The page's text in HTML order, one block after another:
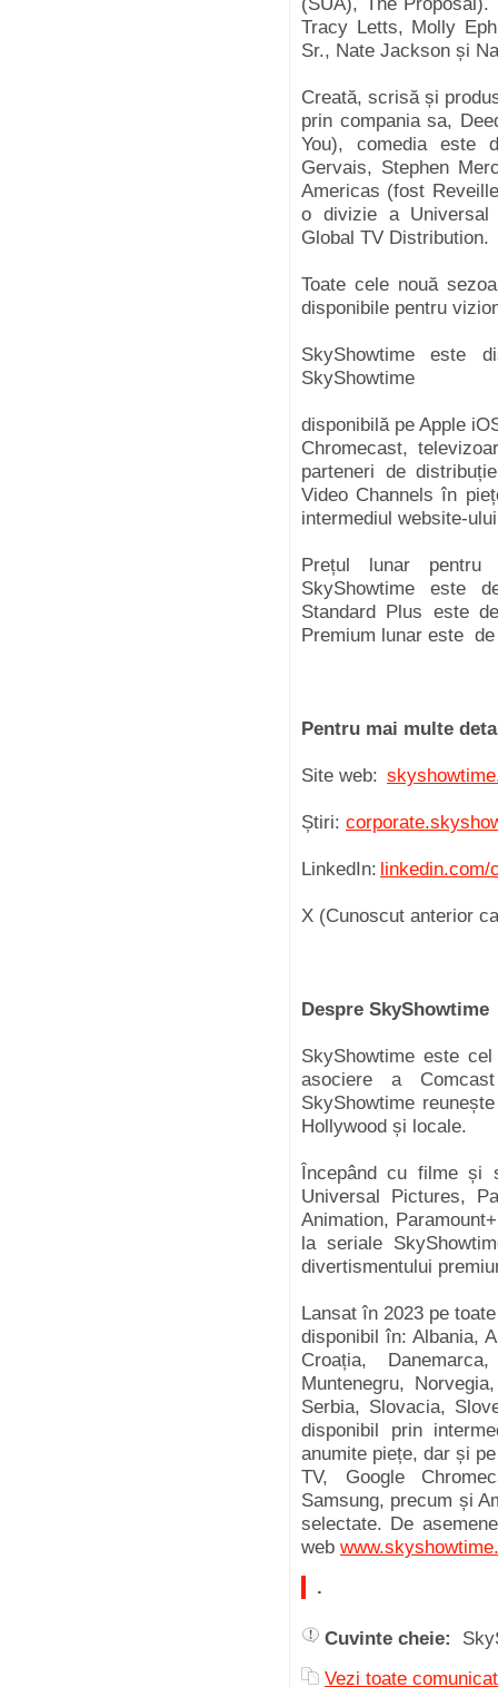
Tracy Letts, Molly
Sr., Nate Jackson și
Creată, scrisă și
prin compania sa,
You), comedia este
Gervais, Stephen
Americas (fost
o divizie a Universal
Global TV Distribution.
Toate cele nouă
disponibile pentru
SkyShowtime este
SkyShowtime
disponibilă pe Apple
Chromecast,
parteneri de
Video Channels în
intermediul website-ului
Prețul lunar pentru
SkyShowtime este
Standard Plus este
Premium lunar este
Pentru mai multe
Site web:
Știri:
LinkedIn: linkedin.com/
X (Cunoscut anterior
Despre
SkyShowtime este
asociere a
SkyShowtime
Hollywood și locale.
Începând cu filme și
Universal Pictures,
Animation,
la seriale
divertismentului
Lansat în 2023 pe
disponibil în: Albania,
Croația,
Muntenegru,
Serbia, Slovacia,
disponibil prin
anumite piețe, dar și
TV, Google
Samsung, precum și
selectate. De
web
.
Cuvinte cheie:
Vezi toate